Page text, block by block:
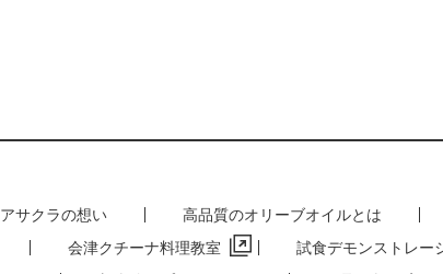
アサクラの想い
高品質のオリーブオイルとは
会津クチーナ料理教室
試食デモンストレー